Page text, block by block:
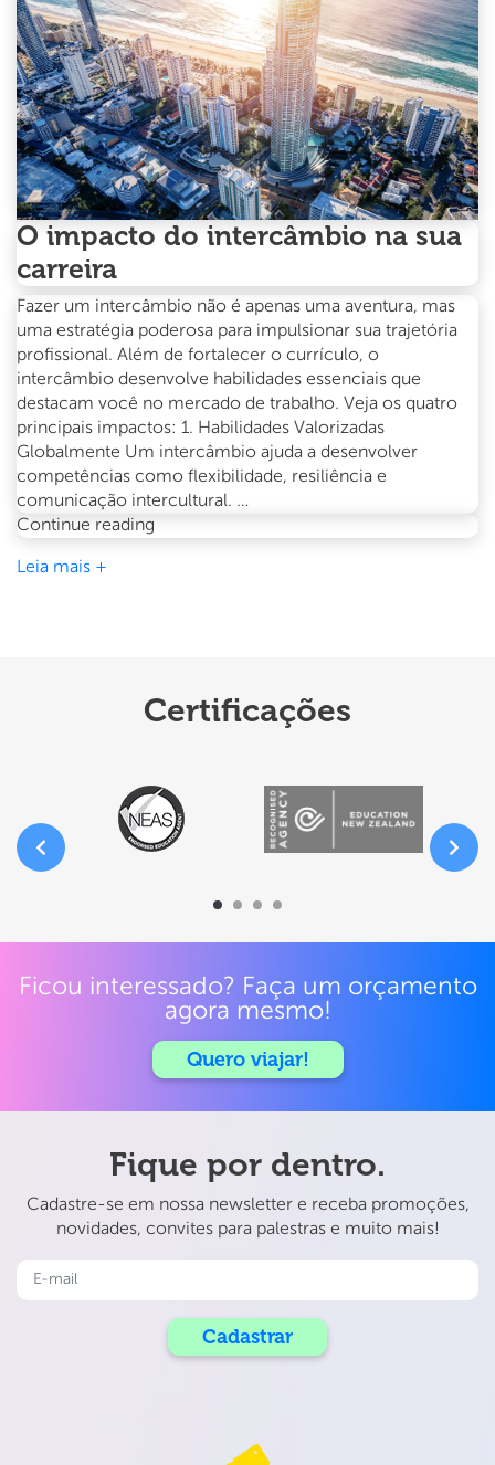
dezembro
é
o
melhor
mês
para
começar
O impacto do intercâmbio na sua
carreira
Fazer um intercâmbio não é apenas uma aventura, mas
uma estratégia poderosa para impulsionar sua trajetória
profissional. Além de fortalecer o currículo, o
intercâmbio desenvolve habilidades essenciais que
destacam você no mercado de trabalho. Veja os quatro
principais impactos: 1. Habilidades Valorizadas
Globalmente Um intercâmbio ajuda a desenvolver
competências como flexibilidade, resiliência e
comunicação intercultural. …
Continue reading
Leia mais +
Certificações
Ficou interessado? Faça um orçamento
agora mesmo!
Quero viajar!
Fique por dentro.
Cadastre-se em nossa newsletter e receba promoções,
novidades, convites para palestras e muito mais!